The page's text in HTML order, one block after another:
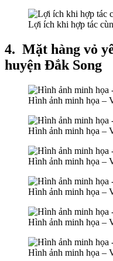
Lợi ích khi hợp tác
4. Mặt hàng vỏ
huyện Đắk Song
Hình ảnh minh họa –
Hình ảnh minh họa –
Hình ảnh minh họa –
Hình ảnh minh họa –
Hình ảnh minh họa –
Hình ảnh minh họa –